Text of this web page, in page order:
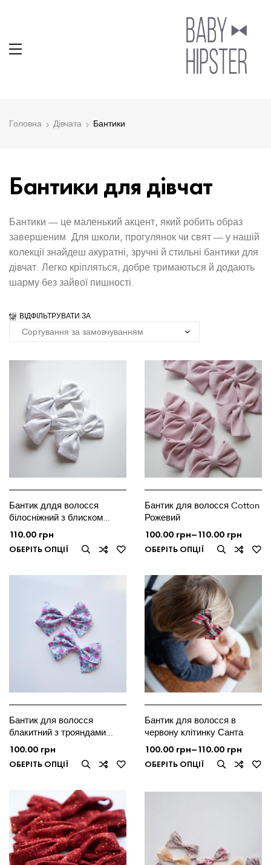
Головна Дівчата Бантики
Бантики для дівчат
Бантики — це маленький акцент, який робить образ
завершеним. Для школи, прогулянок чи свят — у нашій
колекції знайдеш акуратні, зручні й стильні бантики для
дівчат. Легко кріпляться, добре тримаються й додають
шарму без зайвої пишності.
ВІДФІЛЬТРУВАТИ ЗА
Бантик длдя волосся
білосніжний з блиском
Кришталь
110.00 грн
ОБЕРІТЬ ОПЦІЇ
Бантик для волосся Cotton
Рожевий
100.00 грн–110.00 грн
ОБЕРІТЬ ОПЦІЇ
Бантик для волосся
блакитний з трояндами
Rose
100.00 грн
ОБЕРІТЬ ОПЦІЇ
Бантик для волосся в
червону клітинку Санта
100.00 грн–110.00 грн
ОБЕРІТЬ ОПЦІЇ